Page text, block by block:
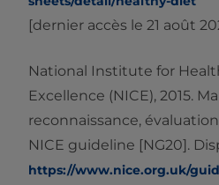
[dernier accès le 21 août
National Institute for
Excellence (NICE), 2015.
reconnaissance,
NICE guideline [NG20].
https://www.nice.org.uk/